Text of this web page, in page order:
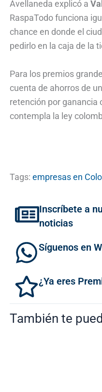
Avellaneda explicó a
RaspaTodo funciona
chance en donde el
pedirlo en la caja de la
Para los premios
cuenta de ahorros de
retención por ganancia
contempla la ley
Tags: empresas en
Inscríbete a
noticias
Síguenos en
¿Ya eres
También te